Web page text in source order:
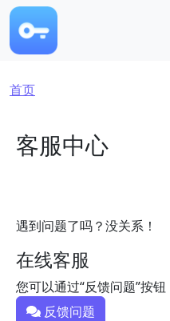
跳转到主要内容
面包屑
首页
客服中心
遇到问题了吗？没关系！
在线客服
您可以通过“反馈问题”按
反馈问题